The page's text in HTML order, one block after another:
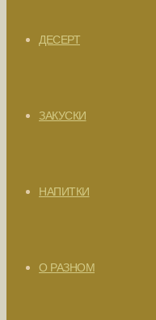
ДЕСЕРТ
ЗАКУСКИ
НАПИТКИ
О РАЗНОМ